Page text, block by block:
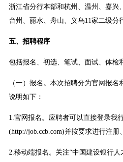
浙江省分行本部和杭州、温州、嘉兴
台州、丽水、舟山、义乌11家二级分
五、招聘程序
包括报名、初选、笔试、面试、体检
（一）报名。本次招聘分为官网报
说明如下：
1.官网报名。应聘者可以直接登录我
(http://job.ccb.com)并按要求进行注册
2.移动端报名。关注“中国建设银行